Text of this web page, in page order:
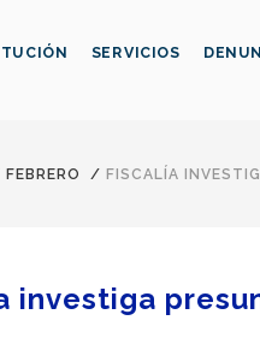
SERVICIOS
FEBRERO / FISCALÍA
investiga